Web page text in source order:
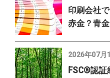
印刷会社
赤金？青金
2026年07月
FSC®認証